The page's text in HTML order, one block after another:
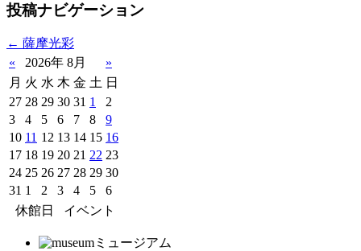
投稿ナビゲーション
← 薩摩光彩
«
2026年 8月
»
月 火 水 木 金 土 日
27 28 29 30 31 1
2
3
4 5 6 7 8
9
10 11 12 13 14 15 16
17 18 19 20 21 22 23
24 25 26 27 28 29 30
31 1 2 3 4 5
6
休館日
イベント
ミュージアム